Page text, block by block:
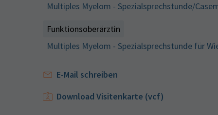
Multiples Myelom - Spezialsprechstunde/
Funktionsoberärztin
Multiples Myelom - Spezialsprechstunde für
E-Mail schreiben
Download Visitenkarte (vcf)